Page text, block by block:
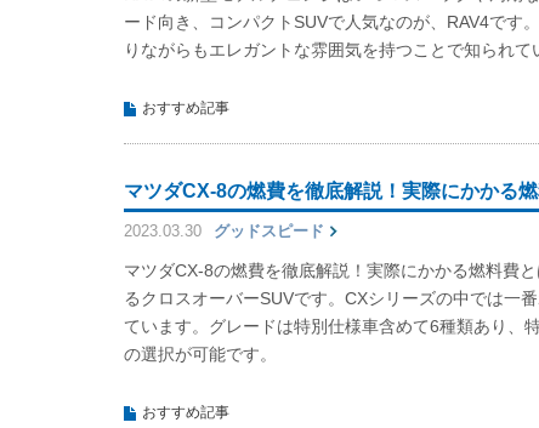
ード向き、コンパクトSUVで人気なのが、RAV4です
りながらもエレガントな雰囲気を持つことで知られて
おすすめ記事
マツダCX-8の燃費を徹底解説！実際にかかる
2023.03.30 グッドスピード
マツダCX-8の燃費を徹底解説！実際にかかる燃料費
るクロスオーバーSUVです。CXシリーズの中では一
ています。グレードは特別仕様車含めて6種類あり、
の選択が可能です。
おすすめ記事